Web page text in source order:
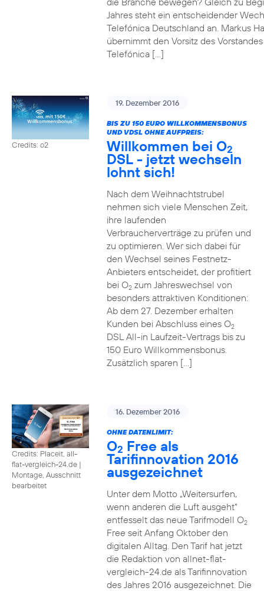
Jahres steht ein entscheidender
Telefónica Deutschland an. Markus
übernimmt den Vorsitz des
Telefónica […]
Credits: o2
19. Dezember 2016
BIS ZU 150 EURO WILLKOMMENSBONUS
UND VDSL OHNE AUFPREIS:
Willkommen bei O2
DSL - jetzt wechseln
lohnt sich!
Nach dem Weihnachtstrubel
nehmen sich viele Menschen Zeit,
ihre laufenden
Verbraucherverträge zu prüfen und
zu optimieren. Wer sich dabei für
den Wechsel seines Festnetz-
Anbieters entscheidet, der profitiert
bei O2zum Jahreswechsel von
besonders attraktiven Konditionen:
Ab dem 27. Dezember erhalten
Kunden bei Abschluss eines O2
DSL All-in Laufzeit-Vertrags bis zu
150 Euro Willkommensbonus.
Zusätzlich sparen […]
Credits: Placeit, all-
flat-vergleich-24.de |
Montage, Ausschnitt
bearbeitet
16. Dezember 2016
OHNE DATENLIMIT:
O2 Free als
Tarifinnovation 2016
ausgezeichnet
Unter dem Motto „Weitersurfen,
wenn anderen die Luft ausgeht“
entfesselt das neue Tarifmodell O2
Free seit Anfang Oktober den
digitalen Alltag. Den Tarif hat jetzt
die Redaktion von allnet-flat-
vergleich-24.de als Tarifinnovation
des Jahres 2016 ausgezeichnet. Die